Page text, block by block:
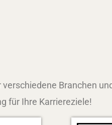
Branchen
für Ihre Karriereziele!